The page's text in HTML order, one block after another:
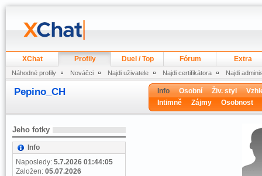
XChat Profily Duel / Top Fórum Extra
Náhodné profily Nováčci Najdi uživatele Najdi certifikátora Najdi
Pepino_CH Info Osobní Živ. styl
Intimně
Zájmy Osobnost
Jeho fotky
Info
Naposledy: 5.7.2026 01:44:05
Založen: 05.07.2026